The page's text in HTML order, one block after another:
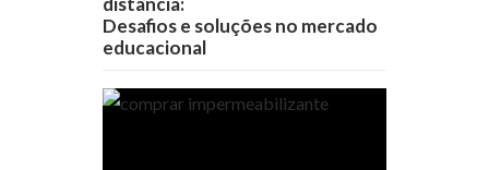
Desafios e soluções no mercado
educacional